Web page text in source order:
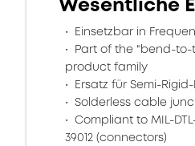
Einsetzbar in
Part of the "bend-to-
product family
Ersatz für Semi-
Solderless cable
Compliant to MIL-
39012 (connectors)